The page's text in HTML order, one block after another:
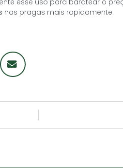
nas pragas mais rapidamente.